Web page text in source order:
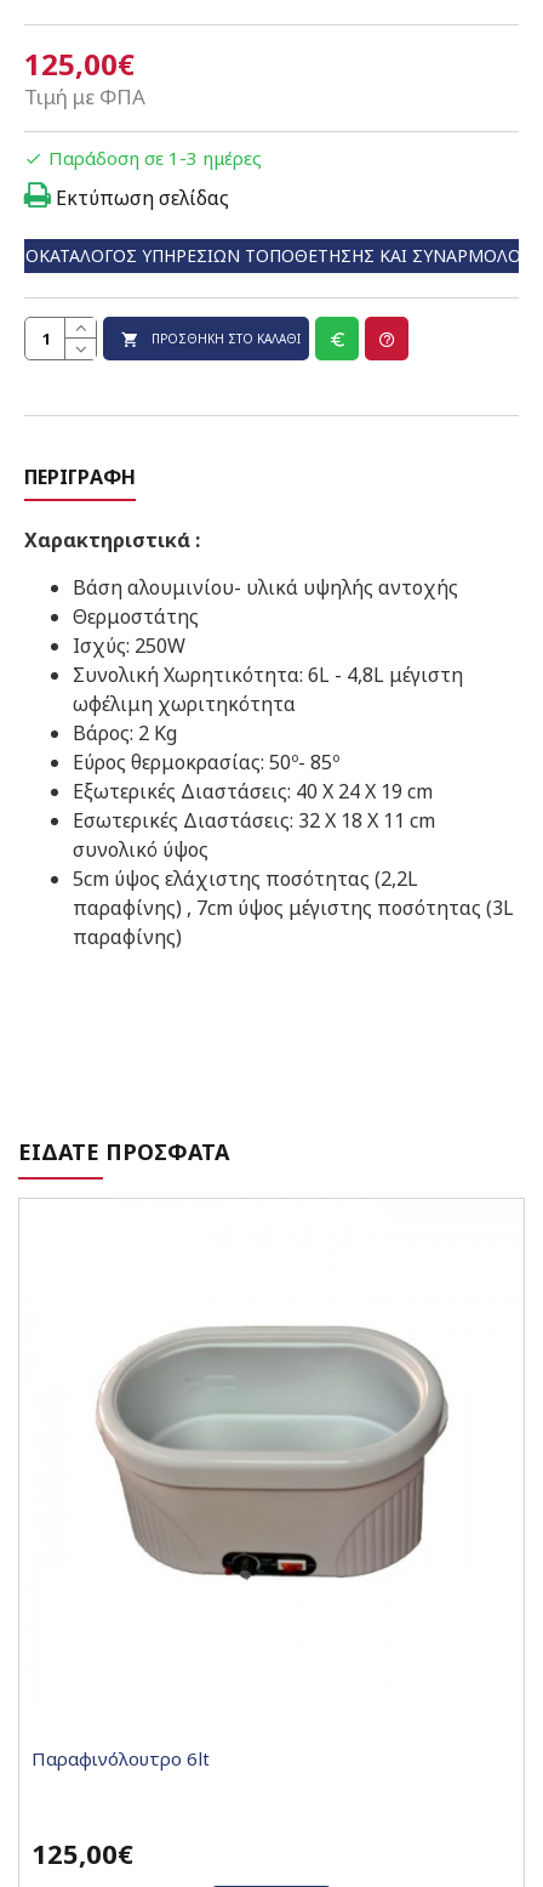
125,00€
Τιμή με ΦΠΑ
Παράδοση σε 1-3 ημέρες
ΠΡΟΣΘΉΚΗ ΣΤΟ ΚΑΛΆΘΙ
Εκτύπωση σελίδας
ΥΠΗΡΕΣΙΏΝ ΤΟΠΟΘΈΤΗΣΗΣ ΚΑΙ
ΠΕΡΙΓΡΑΦΉ
Χαρακτηριστικά :
Βάση αλουμινίου- υλικά υψηλής αντοχής
Θερμοστάτης
Ισχύς: 250W
Συνολική Χωρητικότητα: 6L - 4,8L μέγιστη
ωφέλιμη χωριτηκότητα
Βάρος: 2 Kg
Εύρος θερμοκρασίας: 50º- 85º
Εξωτερικές Διαστάσεις: 40 Χ 24 Χ 19 cm
Εσωτερικές Διαστάσεις: 32 Χ 18 Χ 11 cm
συνολικό ύψος
5cm ύψος ελάχιστης ποσότητας (2,2L
παραφίνης) , 7cm ύψος μέγιστης ποσότητας (3L
παραφίνης)
ΕΙΔΑΤΕ ΠΡΟΣΦΑΤΑ
Παραφινόλουτρο 6lt
125,00€